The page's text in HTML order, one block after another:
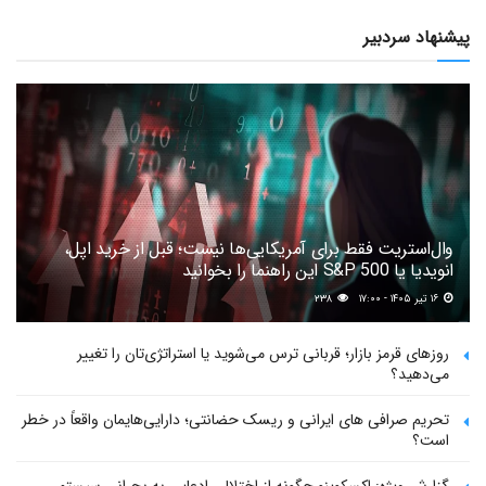
پیشنهاد سردبیر
وال‌استریت فقط برای آمریکایی‌ها نیست؛ قبل از خرید اپل،
انویدیا یا S&P 500 این راهنما را بخوانید
۲۳۸
روزهای قرمز بازار؛ قربانی ترس می‌شوید یا استراتژی‌تان را تغییر
می‌دهید؟
تحریم صرافی های ایرانی و ریسک حضانتی؛ دارایی‌هایمان واقعاً در خطر
است؟